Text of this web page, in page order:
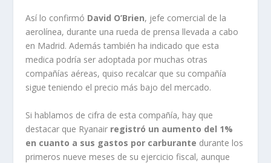
Así lo confirmó David O’Brien, jefe comercial de la
aerolínea, durante una rueda de prensa llevada a cabo
en Madrid. Además también ha indicado que esta
medica podría ser adoptada por muchas otras
compañías aéreas, quiso recalcar que su compañía
sigue teniendo el precio más bajo del mercado.
Si hablamos de cifra de esta compañía, hay que
destacar que Ryanair registró un aumento del 1%
en cuanto a sus gastos por carburante durante los
primeros nueve meses de su ejercicio fiscal, aunque